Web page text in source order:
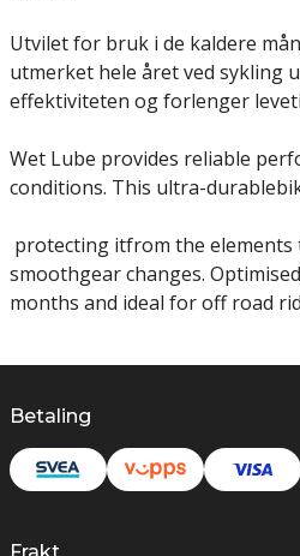
Utvilet for bruk i de kaldere
utmerket hele året ved sykling
effektiviteten og forlenger
Wet Lube provides reliable
conditions. This ultra-
protecting itfrom the elements
smoothgear changes.
months and ideal for off road
Betaling